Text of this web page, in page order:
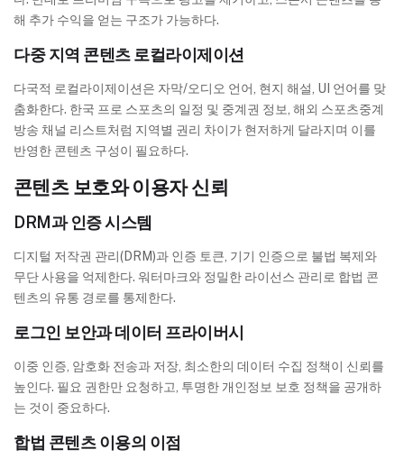
해 추가 수익을 얻는 구조가 가능하다.
다중 지역 콘텐츠 로컬라이제이션
다국적 로컬라이제이션은 자막/오디오 언어, 현지 해설, UI 언어를 맞
춤화한다. 한국 프로 스포츠의 일정 및 중계권 정보, 해외 스포츠중계
방송 채널 리스트처럼 지역별 권리 차이가 현저하게 달라지며 이를
반영한 콘텐츠 구성이 필요하다.
콘텐츠 보호와 이용자 신뢰
DRM과 인증 시스템
디지털 저작권 관리(DRM)과 인증 토큰, 기기 인증으로 불법 복제와
무단 사용을 억제한다. 워터마크와 정밀한 라이선스 관리로 합법 콘
텐츠의 유통 경로를 통제한다.
로그인 보안과 데이터 프라이버시
이중 인증, 암호화 전송과 저장, 최소한의 데이터 수집 정책이 신뢰를
높인다. 필요 권한만 요청하고, 투명한 개인정보 보호 정책을 공개하
는 것이 중요하다.
합법 콘텐츠 이용의 이점